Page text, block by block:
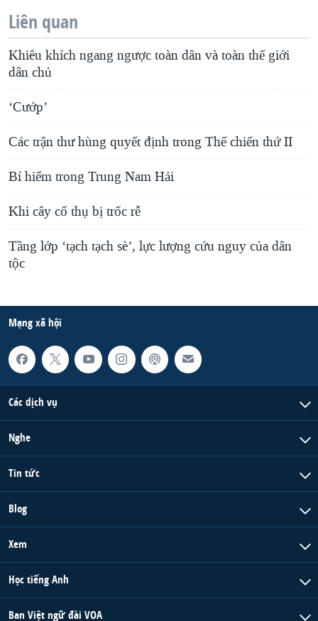
Liên quan
Khiêu khích ngang ngược toàn dân và toàn thế giới
dân chủ
‘Cướp’
Các trận thư hùng quyết định trong Thế chiến thứ II
Bí hiểm trong Trung Nam Hải
Khi cây cổ thụ bị trốc rễ
Tầng lớp ‘tạch tạch sè’, lực lượng cứu nguy của dân
tộc
Mạng xã hội
Các dịch vụ
Nghe
Tin tức
Blog
Xem
Học tiếng Anh
Ban Việt ngữ đài VOA